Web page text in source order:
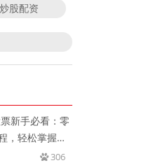
股配资
新手必看：零
，轻松掌握投
306